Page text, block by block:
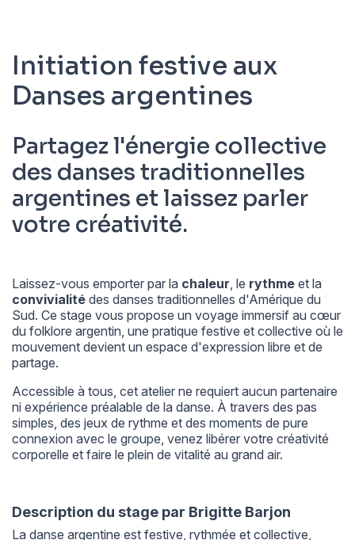
Initiation festive aux
Danses argentines
Partagez l'énergie collective
des danses traditionnelles
argentines et laissez parler
votre créativité.
Laissez-vous emporter par la chaleur , le rythme et la
convivialité des danses traditionnelles d'Amérique du
Sud. Ce stage vous propose un voyage immersif au cœur
du folklore argentin, une pratique festive et collective où le
mouvement devient un espace d'expression libre et de
partage.
Accessible à tous, cet atelier ne requiert aucun partenaire
ni expérience préalable de la danse. À travers des pas
simples, des jeux de rythme et des moments de pure
connexion avec le groupe, venez libérer votre créativité
corporelle et faire le plein de vitalité au grand air.
Description du stage par Brigitte Barjon
La danse argentine est festive, rythmée et collective,